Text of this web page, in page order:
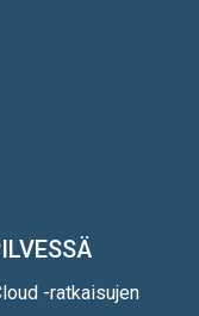
-ratkaisujen